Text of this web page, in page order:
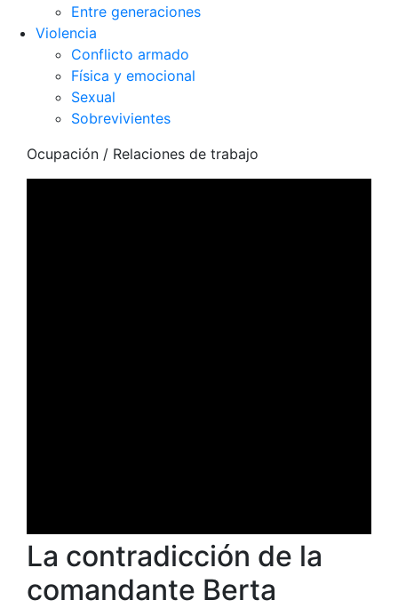
Entre generaciones
Violencia
Conflicto armado
Física y emocional
Sexual
Sobrevivientes
Ocupación / Relaciones de trabajo
La contradicción de la
comandante Berta